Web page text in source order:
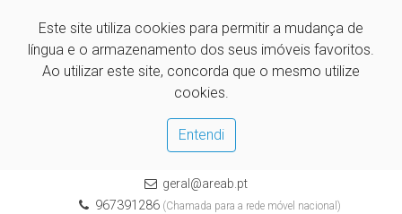
Este site utiliza cookies para permitir a mudança de
língua e o armazenamento dos seus imóveis favoritos.
Ao utilizar este site, concorda que o mesmo utilize
cookies.
Entendi
geral@areab.pt
967391286 (Chamada para a rede móvel nacional)